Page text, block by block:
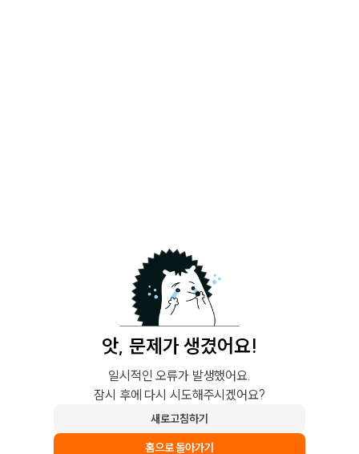
앗, 문제가 생겼어요!
일시적인 오류가 발생했어요.
잠시 후에 다시 시도해주시겠어요?
새로고침하기
홈으로 돌아가기